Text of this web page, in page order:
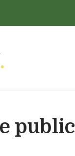
public
cookies